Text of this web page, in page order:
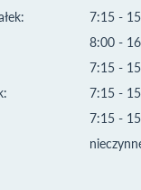
7:15 -
8:00 -
7:15 -
7:15 -
7:15 -